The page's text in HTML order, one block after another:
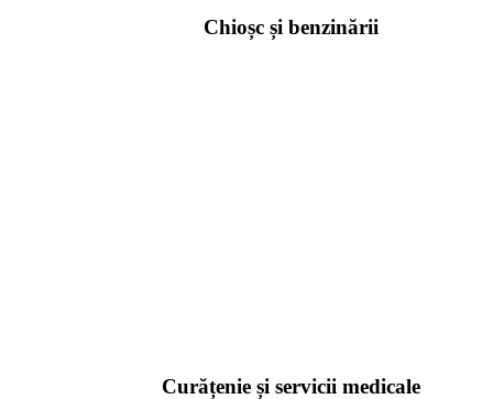
Chioșc și benzinării
Curățenie și servicii medicale